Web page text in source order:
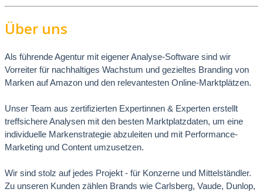
Über uns
Als führende Agentur mit eigener Analyse-Software sind wir
Vorreiter für nachhaltiges Wachstum und gezieltes Branding von
Marken auf Amazon und den relevantesten Online-Marktplätzen.
Unser Team aus zertifizierten Expertinnen & Experten erstellt
treffsichere Analysen mit den besten Marktplatzdaten, um eine
individuelle Markenstrategie abzuleiten und mit Performance-
Marketing und Content umzusetzen.
Wir sind stolz auf jedes Projekt - für Konzerne und Mittelständler.
Zu unseren Kunden zählen Brands wie Carlsberg, Vaude, Dunlop,